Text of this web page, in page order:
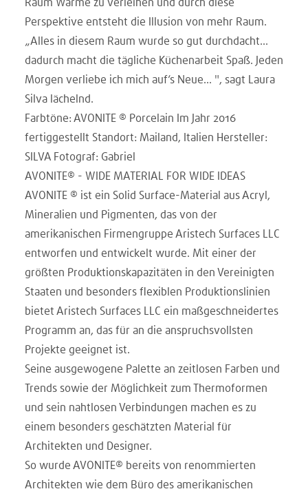
Raum Wärme zu verleihen und durch diese
Perspektive entsteht die Illusion von mehr Raum.
„Alles in diesem Raum wurde so gut durchdacht...
dadurch macht die tägliche Küchenarbeit Spaß. Jeden
Morgen verliebe ich mich auf‘s Neue... ", sagt Laura
Silva lächelnd.
Farbtöne: AVONITE ® Porcelain Im Jahr 2016
fertiggestellt Standort: Mailand, Italien Hersteller:
SILVA Fotograf: Gabriel
AVONITE® - WIDE MATERIAL FOR WIDE IDEAS
AVONITE ® ist ein Solid Surface-Material aus Acryl,
Mineralien und Pigmenten, das von der
amerikanischen Firmengruppe Aristech Surfaces LLC
entworfen und entwickelt wurde. Mit einer der
größten Produktionskapazitäten in den Vereinigten
Staaten und besonders flexiblen Produktionslinien
bietet Aristech Surfaces LLC ein maßgeschneidertes
Programm an, das für an die anspruchsvollsten
Projekte geeignet ist.
Seine ausgewogene Palette an zeitlosen Farben und
Trends sowie der Möglichkeit zum Thermoformen
und sein nahtlosen Verbindungen machen es zu
einem besonders geschätzten Material für
Architekten und Designer.
So wurde AVONITE® bereits von renommierten
Architekten wie dem Büro des amerikanischen